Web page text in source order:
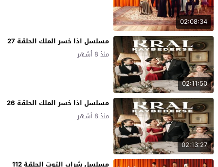
02:08:34
02:11:50
مسلسل اذا خسر الملك الحلقة 27
منذ 8 أشهر
02:13:27
مسلسل اذا خسر الملك الحلقة 26
منذ 8 أشهر
مسلسل شراب التوت الحلقة 112